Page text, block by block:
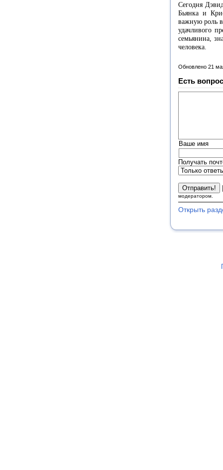
Сегодня
Бьянка и
важную роль
удачливого
семьянина,
человека.
Обновлено 21
Есть
Ваше имя
Получать
модератором.
Открыть